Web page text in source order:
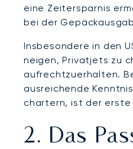
eine Zeitersparnis
bei der
Insbesondere in den
neigen, Privatjets zu
aufrechtzuerhalten.
ausreichende
chartern, ist der erste
2. Das